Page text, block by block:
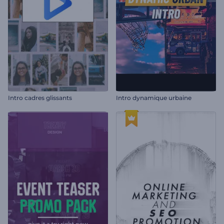
Intro cadres glissants Intro dynamique urbaine